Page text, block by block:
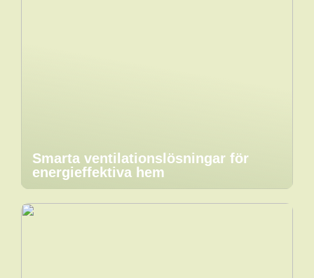
Smarta ventilationslösningar för
energieffektiva hem